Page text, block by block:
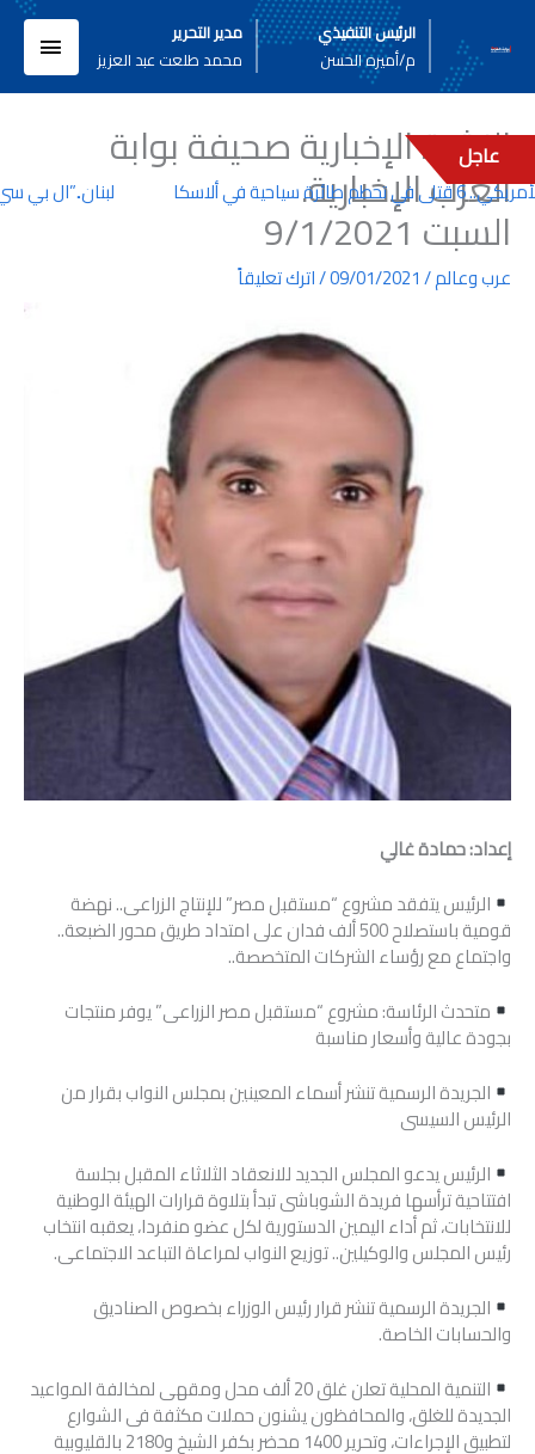
المحتوى
الرئيس التنفيذي
م/أميره الحسن
مدير التحرير
محمد طلعت عبد العزيز
عاجل
في ألاسكا لبنان..”ال بي
النشرة الإخبارية صحيفة بوابة
العرب الإخبارية.
السبت 9/1/2021
عرب وعالم/
09/01/2021
/اترك تعليقاً
إعداد: حمادة غالي
الرئيس يتفقد مشروع “مستقبل مصر” للإنتاج الزراعى.. نهضة
قومية باستصلاح 500 ألف فدان على امتداد طريق محور الضبعة..
واجتماع مع رؤساء الشركات المتخصصة..
متحدث الرئاسة: مشروع “مستقبل مصر الزراعى” يوفر منتجات
بجودة عالية وأسعار مناسبة
الجريدة الرسمية تنشر أسماء المعينين بمجلس النواب بقرار من
الرئيس السيسى
الرئيس يدعو المجلس الجديد للانعقاد الثلاثاء المقبل بجلسة
افتتاحية ترأسها فريدة الشوباشى تبدأ بتلاوة قرارات الهيئة الوطنية
للانتخابات، ثم أداء اليمين الدستورية لكل عضو منفردا، يعقبه انتخاب
رئيس المجلس والوكيلين.. توزيع النواب لمراعاة التباعد الاجتماعى.
الجريدة الرسمية تنشر قرار رئيس الوزراء بخصوص الصناديق
والحسابات الخاصة.
التنمية المحلية تعلن غلق 20 ألف محل ومقهى لمخالفة المواعيد
الجديدة للغلق، والمحافظون يشنون حملات مكثفة فى الشوارع
لتطبيق الإجراءات، وتحرير 1400 محضر بكفر الشيخ و2180 بالقليوبية